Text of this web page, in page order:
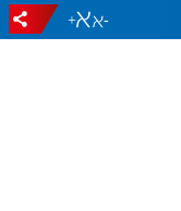
-
+